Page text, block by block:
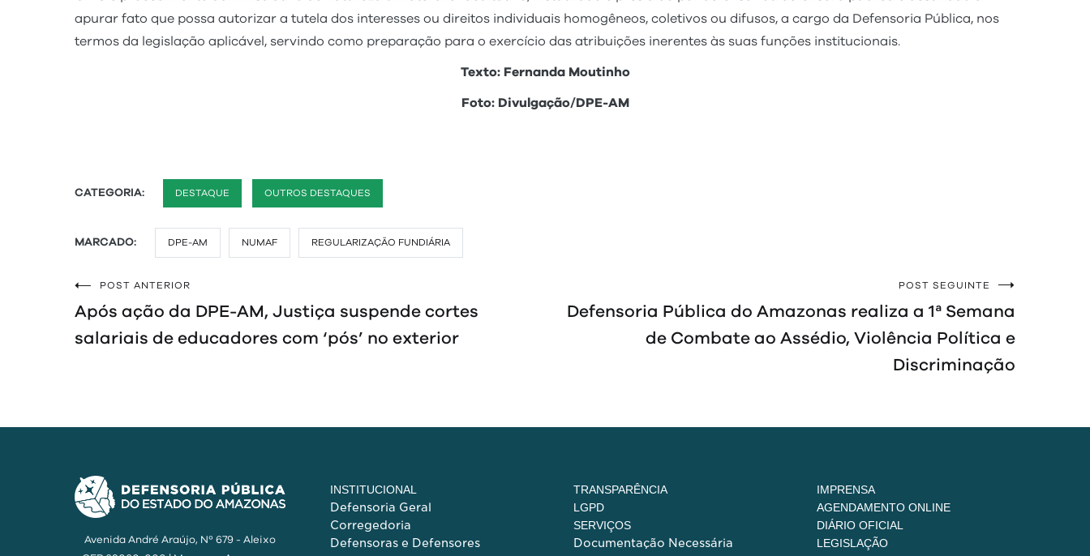
apurar fato que possa autorizar a tutela dos interesses ou direitos individuais homogêneos, coletivos ou difusos, a cargo da Defensoria Pública, nos
termos da legislação aplicável, servindo como preparação para o exercício das atribuições inerentes às suas funções institucionais.
Texto: Fernanda Moutinho
Foto: Divulgação/DPE-AM
CATEGORIA: DESTAQUE OUTROS DESTAQUES
MARCADO: DPE-AM NUMAF REGULARIZAÇÃO FUNDIÁRIA
Navegação
de
POST ANTERIOR
Após ação da DPE-AM, Justiça suspende cortes
salariais de educadores com ‘pós’ no exterior
POST SEGUINTE
Defensoria Pública do Amazonas realiza a 1ª Semana
de Combate ao Assédio, Violência Política e
Discriminação
Avenida André Araújo, Nº 679 - Aleixo
INSTITUCIONAL
Defensoria Geral
Corregedoria
Defensoras e Defensores
TRANSPARÊNCIA
LGPD
SERVIÇOS
Documentação Necessária
IMPRENSA
AGENDAMENTO ONLINE
DIÁRIO OFICIAL
LEGISLAÇÃO